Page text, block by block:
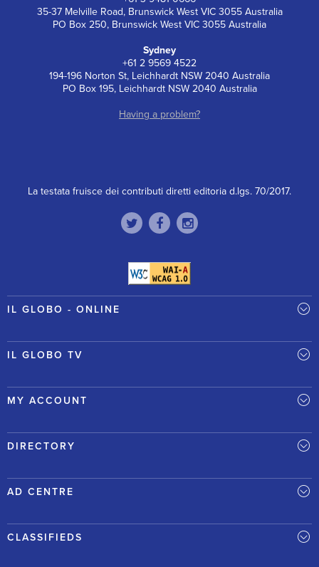
35-37 Melville Road, Brunswick West VIC 3055 Australia
PO Box 250, Brunswick West VIC 3055 Australia
Sydney
+61 2 9569 4522
194-196 Norton St, Leichhardt NSW 2040 Australia
PO Box 195, Leichhardt NSW 2040 Australia
Having a problem?
La testata fruisce dei contributi diretti editoria d.lgs. 70/2017.
IL GLOBO - ONLINE
IL GLOBO TV
MY ACCOUNT
DIRECTORY
AD CENTRE
CLASSIFIEDS